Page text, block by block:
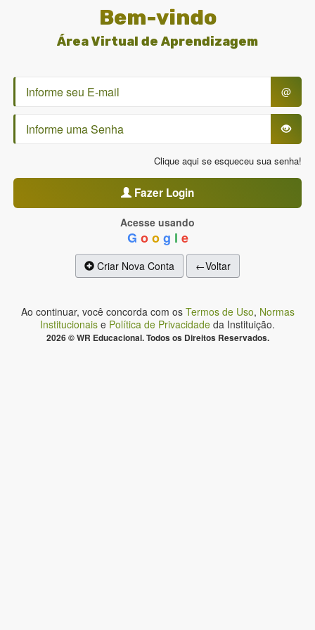
Bem-vindo
Área Virtual de Aprendizagem
@
Clique aqui se esqueceu sua senha!
Fazer Login
Acesse usando
G o o g l e
Criar Nova Conta ←Voltar
Ao continuar, você concorda com os Termos de Uso, Normas
Institucionais e Política de Privacidade da Instituição.
2026 © WR Educacional. Todos os Direitos Reservados.